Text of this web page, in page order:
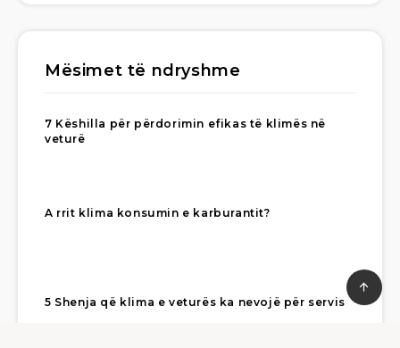
Mësimet të ndryshme
7 Këshilla për përdorimin efikas të klimës në
veturë
A rrit klima konsumin e karburantit?
5 Shenja që klima e veturës ka nevojë për servis